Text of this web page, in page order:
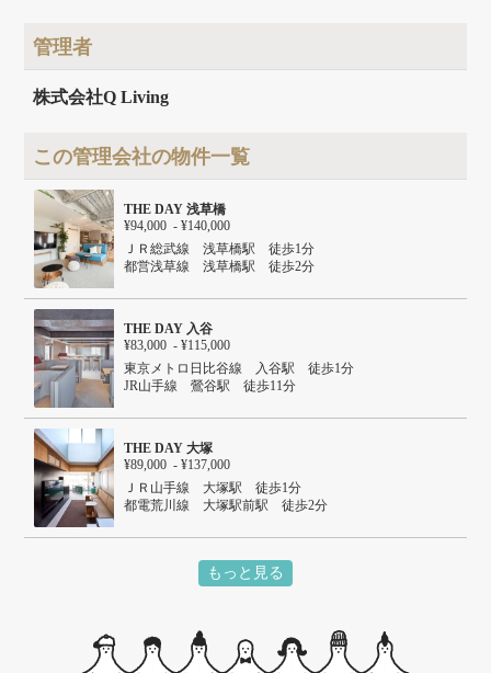
建物構造
建物階数
管理者
株式会社Q Living
この管理会社の物件一覧
THE DAY 浅草橋
¥94,000 - ¥140,000
ＪＲ総武線 浅草橋駅 徒歩1分
都営浅草線 浅草橋駅 徒歩2分
ＪＲ総武線快速 馬喰町駅 徒歩6分
THE DAY 入谷
¥83,000 - ¥115,000
東京メトロ日比谷線 入谷駅 徒歩1分
JR山手線 鶯谷駅 徒歩11分
JR山手 上野駅 徒歩15分
東京メトロ銀座線 上野駅 徒歩15分
THE DAY 大塚
¥89,000 - ¥137,000
ＪＲ山手線 大塚駅 徒歩1分
都電荒川線 大塚駅前駅 徒歩2分
もっと見る